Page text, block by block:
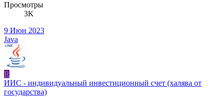
Просмотры
3K
9 Июн 2023
Java
R
ИИС - индивидуальный инвестиционный счет (халява от
государства)